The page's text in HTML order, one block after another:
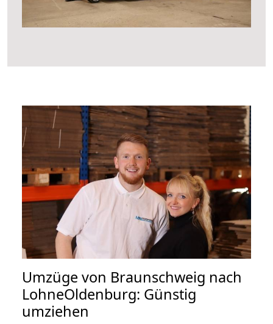
Umzüge von Braunschweig nach
LohneOldenburg: Günstig
umziehen